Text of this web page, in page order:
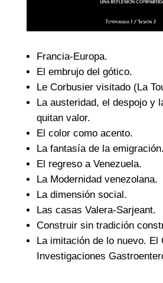
Francia-Europa.
El embrujo del gótico.
Le Corbusier visitado (La
La austeridad, el despojo y
quitan valor.
El color como acento.
La fantasía de la emigración.
El regreso a Venezuela.
La Modernidad venezolana.
La dimensión social.
Las casas Valera-Sarjeant.
Construir sin tradición
La imitación de lo nuevo. El
Investigaciones